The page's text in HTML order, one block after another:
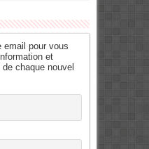
pour vous
et
chaque nouvel